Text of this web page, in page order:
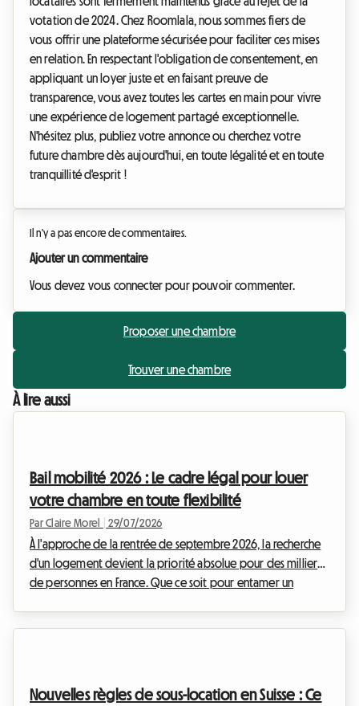
votation de 2024. Chez Roomlala, nous sommes fiers de
vous offrir une plateforme sécurisée pour faciliter ces mises
en relation. En respectant l'obligation de consentement, en
appliquant un loyer juste et en faisant preuve de
transparence, vous avez toutes les cartes en main pour vivre
une expérience de logement partagé exceptionnelle.
N'hésitez plus, publiez votre annonce ou cherchez votre
future chambre dès aujourd'hui, en toute légalité et en toute
tranquillité d'esprit !
Il n'y a pas encore de commentaires.
Ajouter un commentaire
Vous devez vous connecter pour pouvoir commenter.
Proposer une chambre
Trouver une chambre
À lire aussi
Bail mobilité 2026 : Le cadre légal pour louer
votre chambre en toute flexibilité
Par Claire Morel 29/07/2026
À l'approche de la rentrée de septembre 2026, la recherche
d'un logement devient la priorité absolue pour des milliers
de personnes en France. Que ce soit pour entamer un
parfois l'envie de louer. C'est ici que le ba...
Nouvelles règles de sous-location en Suisse : Ce